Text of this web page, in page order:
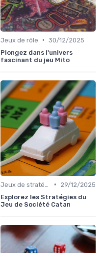
Jeux de rôle • 30/12/2025
Plongez dans l'univers
fascinant du jeu Mito
•
29/12/2025
Explorez les Stratégies du
Jeu de Société Catan